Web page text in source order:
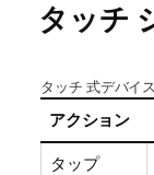
タッチ
タッチ 式デバイ
アクション
タップ